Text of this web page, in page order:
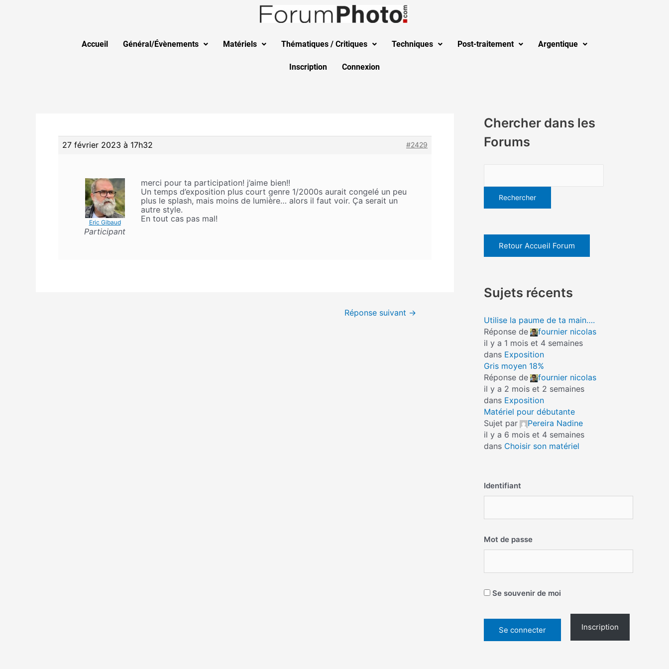
Accueil Général/Évènements Matériels Thématiques / Critiques Techniques Post-traitement Argentique
Inscription Connexion
27 février 2023 à 17h32 #2429
Eric Gibaud
Participant
merci pour ta participation! j’aime bien!!
Un temps d’exposition plus court genre 1/2000s aurait congelé un peu
plus le splash, mais moins de lumière… alors il faut voir. Ça serait un
autre style.
En tout cas pas mal!
Réponse suivant →
Chercher dans les
Forums
Retour Accueil Forum
Sujets récents
Utilise la paume de ta main….
Réponse de
fournier nicolas
il y a 1 mois et 4 semaines
dans Exposition
Gris moyen 18%
Réponse de
fournier nicolas
il y a 2 mois et 2 semaines
dans Exposition
Matériel pour débutante
Sujet par
Pereira Nadine
il y a 6 mois et 4 semaines
dans Choisir son matériel
Identifiant
Mot de passe
Se souvenir de moi
Inscription